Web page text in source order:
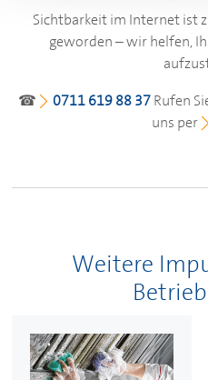
Sichtbarkeit im Internet ist
geworden – wir helfen,
☎
0711 619 88 37 Rufen
uns per
Weitere